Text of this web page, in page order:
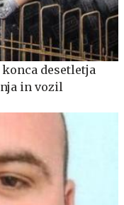
konca desetletja
in vozil